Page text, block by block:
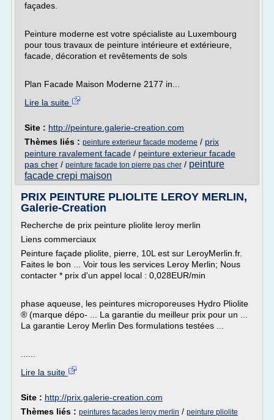
façades.
Peinture moderne est votre spécialiste au Luxembourg
pour tous travaux de peinture intérieure et extérieure,
facade, décoration et revêtements de sols
Plan Facade Maison Moderne 2177 in...
Lire la suite
Site : http://peinture.galerie-creation.com
Thèmes liés : peinture exterieur facade moderne / prix
peinture ravalement facade / peinture exterieur facade
pas cher / peinture facade ton pierre pas cher / peinture
facade crepi maison
PRIX PEINTURE PLIOLITE LEROY MERLIN,
Galerie-Creation
Recherche de prix peinture pliolite leroy merlin
Liens commerciaux
Peinture façade pliolite, pierre, 10L est sur LeroyMerlin.fr.
Faites le bon ... Voir tous les services Leroy Merlin; Nous
contacter * prix d'un appel local : 0,028EUR/min
phase aqueuse, les peintures microporeuses Hydro Pliolite
® (marque dépo- ... La garantie du meilleur prix pour un ...
La garantie Leroy Merlin Des formulations testées ...
Lire la suite
Site : http://prix.galerie-creation.com
Thèmes liés : peintures facades leroy merlin / peinture pliolite